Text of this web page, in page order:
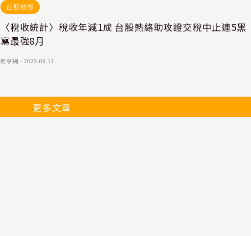
台股動態
〈稅收統計〉稅收年減1成 台股熱絡助攻證交稅中止連5黑
寫最強8月
鉅亨網 ． 2025.09.11
更多文章